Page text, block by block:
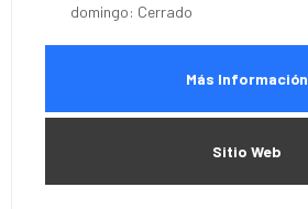
domingo: Cerrado
Más Información
Sitio Web